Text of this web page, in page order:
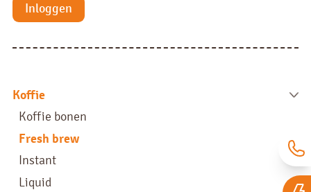
Koffie
Koffie bonen
Fresh brew
Instant
Liquid
Inloggen